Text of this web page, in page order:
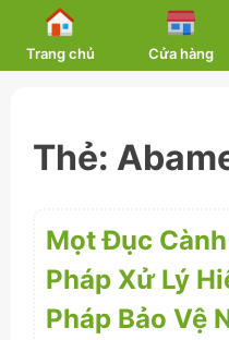
content
Trang chủ Cửa hàng
Thẻ:
Mọt Đục
Pháp Xử Lý
Pháp Bảo Vệ